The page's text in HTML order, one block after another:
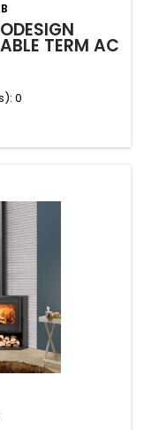
TERM AC
0